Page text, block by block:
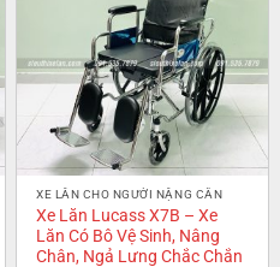
XE LĂN CHO NGƯỜI NẶNG CÂN
Xe Lăn Lucass X7B – Xe
Lăn Có Bô Vệ Sinh, Nâng
Chân, Ngả Lưng Chắc Chắn